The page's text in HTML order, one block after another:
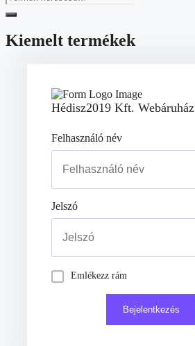
Kiemelt termékek
Hédisz2019 Kft. Webáruház
Felhasználó név
Jelszó
Emlékezz rám